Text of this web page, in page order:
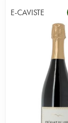
E-CAVISTE